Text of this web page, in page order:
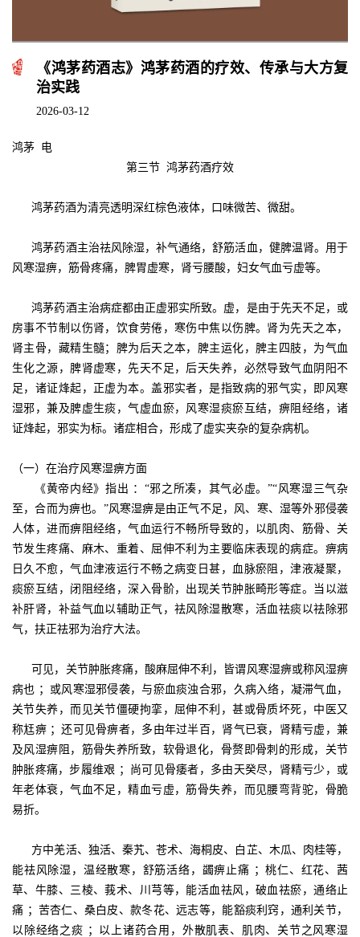
《鸿茅药酒志》鸿茅药酒的疗效、传承与大方复
治实践
2026-03-12
鸿茅 电
第三节 鸿茅药酒疗效
鸿茅药酒为清亮透明深红棕色液体，口味微苦、微甜。
鸿茅药酒主治祛风除湿，补气通络，舒筋活血，健脾温肾。用于
风寒湿痹，筋骨疼痛，脾胃虚寒，肾亏腰酸，妇女气血亏虚等。
鸿茅药酒主治病症都由正虚邪实所致。虚，是由于先天不足，或
房事不节制以伤肾，饮食劳倦，寒伤中焦以伤脾。肾为先天之本，
肾主骨，藏精生髓；脾为后天之本，脾主运化，脾主四肢，为气血
生化之源，脾肾虚寒，先天不足，后天失养，必然导致气血阴阳不
足，诸证烽起，正虚为本。盖邪实者，是指致病的邪气实，即风寒
湿邪，兼及脾虚生痰，气虚血瘀，风寒湿痰瘀互结，痹阻经络，诸
证烽起，邪实为标。诸症相合，形成了虚实夹杂的复杂病机。
（一）在治疗风寒湿痹方面
《黄帝内经》指出 ：“邪之所凑，其气必虚。”“风寒湿三气杂
至，合而为痹也。”风寒湿痹是由正气不足，风、寒、湿等外邪侵袭
人体，进而痹阻经络，气血运行不畅所导致的，以肌肉、筋骨、关
节发生疼痛、麻木、重着、屈伸不利为主要临床表现的病症。痹病
日久不愈，气血津液运行不畅之病变日甚，血脉瘀阻，津液凝聚，
痰瘀互结，闭阻经络，深入骨骱，出现关节肿胀畸形等症。当以滋
补肝肾，补益气血以辅助正气，祛风除湿散寒，活血祛痰以祛除邪
气，扶正祛邪为治疗大法。
可见，关节肿胀疼痛，酸麻屈伸不利，皆谓风寒湿痹或称风湿痹
病也 ；或风寒湿邪侵袭，与瘀血痰浊合邪，久病入络，凝滞气血，
关节失养，而见关节僵硬拘挛，屈伸不利，甚或骨质坏死，中医又
称尪痹 ；还可见骨痹者，多由年过半百，肾气已衰，肾精亏虚，兼
及风湿痹阻，筋骨失养所致，软骨退化，骨赘即骨刺的形成，关节
肿胀疼痛，步履维艰 ；尚可见骨痿者，多由天癸尽，肾精亏少，或
年老体衰，气血不足，精血亏虚，筋骨失养，而见腰弯背驼，骨脆
易折。
方中羌活、独活、秦艽、苍术、海桐皮、白芷、木瓜、肉桂等，
能祛风除湿，温经散寒，舒筋活络，蠲痹止痛 ；桃仁、红花、茜
草、牛膝、三棱、莪术、川芎等，能活血祛风，破血祛瘀，通络止
痛 ；苦杏仁、桑白皮、款冬花、远志等，能豁痰利窍，通利关节，
以除经络之痰 ；以上诸药合用，外散肌表、肌肉、关节之风寒湿